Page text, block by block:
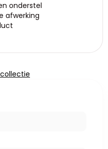
onderstel
afwerking